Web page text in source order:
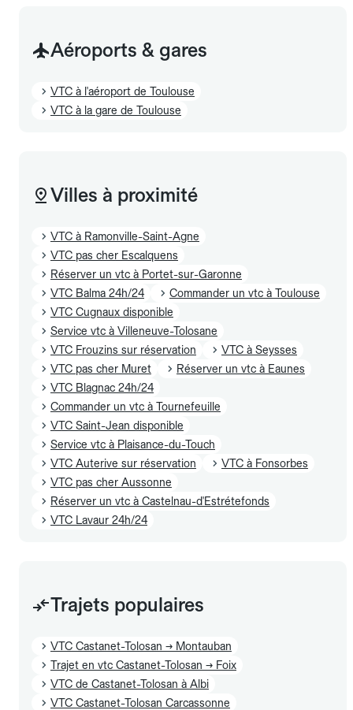
Aéroports & gares
VTC à l'aéroport de Toulouse
VTC à la gare de Toulouse
Villes à proximité
VTC à Ramonville-Saint-Agne
VTC pas cher Escalquens
Réserver un vtc à Portet-sur-Garonne
VTC Balma 24h/24
Commander un vtc à Toulouse
VTC Cugnaux disponible
Service vtc à Villeneuve-Tolosane
VTC Frouzins sur réservation
VTC à Seysses
VTC pas cher Muret
Réserver un vtc à Eaunes
VTC Blagnac 24h/24
Commander un vtc à Tournefeuille
VTC Saint-Jean disponible
Service vtc à Plaisance-du-Touch
VTC Auterive sur réservation
VTC à Fonsorbes
VTC pas cher Aussonne
Réserver un vtc à Castelnau-d'Estrétefonds
VTC Lavaur 24h/24
Trajets populaires
VTC Castanet-Tolosan → Montauban
Trajet en vtc Castanet-Tolosan → Foix
VTC de Castanet-Tolosan à Albi
VTC Castanet-Tolosan Carcassonne